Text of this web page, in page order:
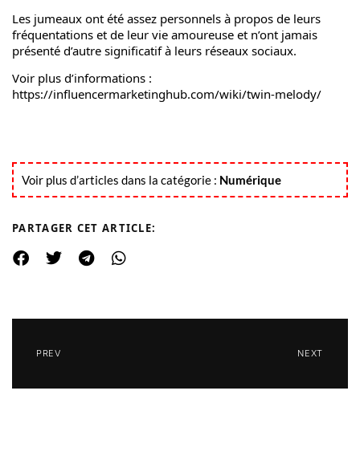
Les jumeaux ont été assez personnels à propos de leurs
fréquentations et de leur vie amoureuse et n’ont jamais
présenté d’autre significatif à leurs réseaux sociaux.
Voir plus d’informations :
https://influencermarketinghub.com/wiki/twin-melody/
Voir plus d’articles dans la catégorie : Numérique
PARTAGER CET ARTICLE:
PREV NEXT